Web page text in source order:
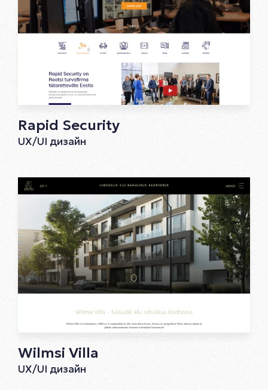
Rapid Security
UX/UI дизайн
Wilmsi Villa
UX/UI дизайн